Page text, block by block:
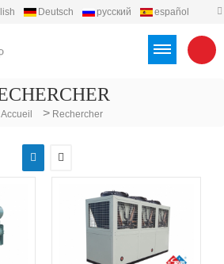
Deutsch русский
español
Accueil > Rechercher